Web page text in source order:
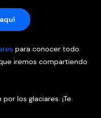
para conocer todo
iremos compartiendo
los glaciares. ¡Te